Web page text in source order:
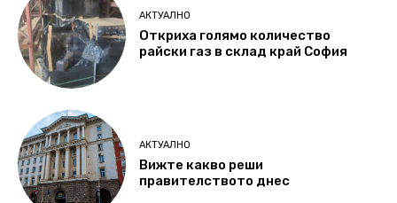
АКТУАЛНО
Откриха голямо количество
райски газ в склад край София
АКТУАЛНО
Вижте какво реши
правителството днес